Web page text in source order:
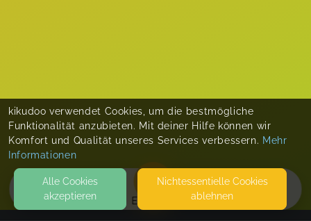
EVENTS
kikudoo verwendet Cookies, um die bestmögliche
Funktionalität anzubieten. Mit deiner Hilfe können wir
Komfort und Qualität unseres Services verbessern. Mehr
Informationen
Alle Cookies
akzeptieren
Nicht­essentielle Cookies
ablehnen